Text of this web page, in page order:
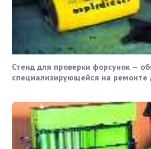
Стенд для проверки форсунок —
специализирующейся на ремонте